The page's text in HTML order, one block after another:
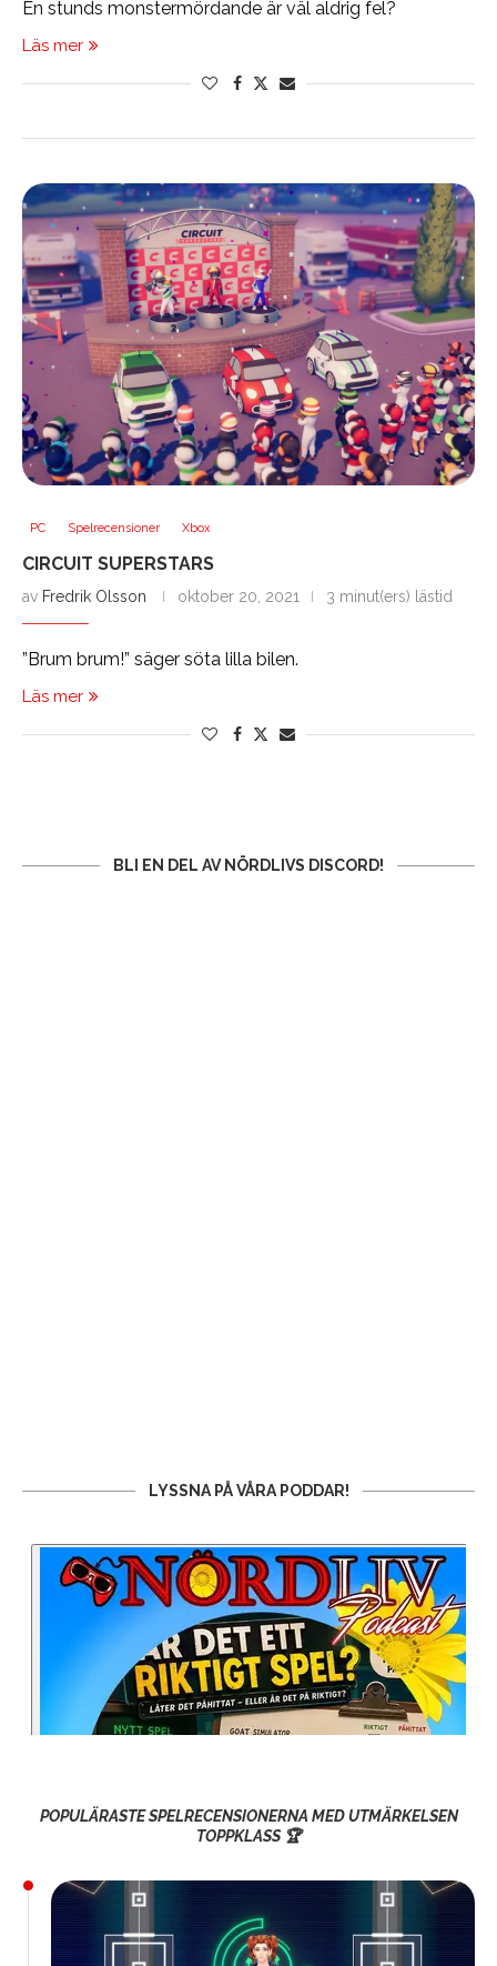
En stunds monstermördande är väl aldrig fel?
Läs mer
PC Spelrecensioner Xbox
CIRCUIT SUPERSTARS
av Fredrik Olsson oktober 20, 2021 3 minut(ers) lästid
”Brum brum!” säger söta lilla bilen.
Läs mer
BLI EN DEL AV NÖRDLIVS DISCORD!
LYSSNA PÅ VÅRA PODDAR!
POPULÄRASTE SPELRECENSIONERNA MED UTMÄRKELSEN
TOPPKLASS 🏆